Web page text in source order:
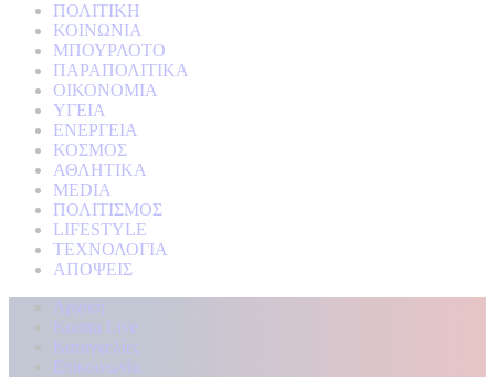
ΠΟΛΙΤΙΚΗ
ΚΟΙΝΩΝΙΑ
ΜΠΟΥΡΛΟΤΟ
ΠΑΡΑΠΟΛΙΤΙΚΑ
ΟΙΚΟΝΟΜΙΑ
ΥΓΕΙΑ
ΕΝΕΡΓΕΙΑ
ΚΟΣΜΟΣ
ΑΘΛΗΤΙΚΑ
MEDIA
ΠΟΛΙΤΙΣΜΟΣ
LIFESTYLE
ΤΕΧΝΟΛΟΓΙΑ
ΑΠΟΨΕΙΣ
Αρχική
Kontra Live
Καταγγελίες
Επικοινωνία